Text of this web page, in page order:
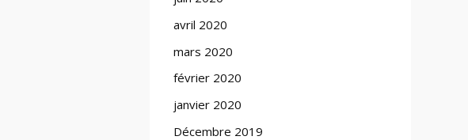
avril 2020
mars 2020
février 2020
janvier 2020
Décembre 2019